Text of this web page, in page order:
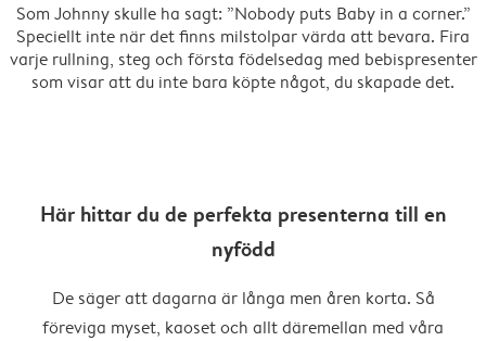
Som Johnny skulle ha sagt: ”Nobody puts Baby in a corner.”
Speciellt inte när det finns milstolpar värda att bevara. Fira
varje rullning, steg och första födelsedag med bebispresenter
som visar att du inte bara köpte något, du skapade det.
Här hittar du de perfekta presenterna till en
nyfödd
De säger att dagarna är långa men åren korta. Så
föreviga myset, kaoset och allt däremellan med våra